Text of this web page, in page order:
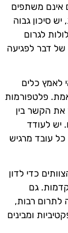
אינם משתפים
סיכון גבוה
לגרום
של דבר לפגיעה
לאמץ כלים
פלטפורמות
את הקשר בין
יש לעודד
עובד מרגיש
כדי לדון
גם
לתרום רבות,
ומבינים